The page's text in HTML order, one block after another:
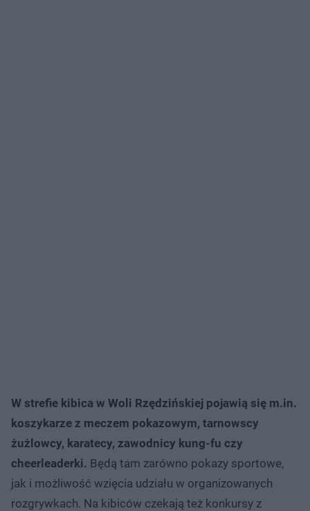
W strefie kibica w Woli Rzędzińskiej pojawią się m.in.
koszykarze z meczem pokazowym, tarnowscy
żużlowcy, karatecy, zawodnicy kung-fu czy
cheerleaderki. Będą tam zarówno pokazy sportowe,
jak i możliwość wzięcia udziału w organizowanych
rozgrywkach. Na kibiców czekają też konkursy z